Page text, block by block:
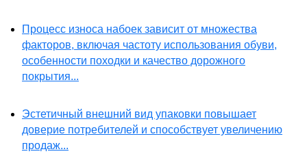
Процесс износа набоек зависит от множества
факторов, включая частоту использования обуви,
особенности походки и качество дорожного
покрытия...
Эстетичный внешний вид упаковки повышает
доверие потребителей и способствует увеличению
продаж...